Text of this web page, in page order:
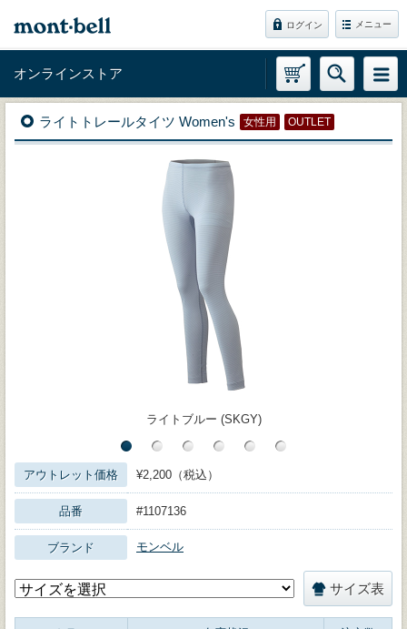
ログイン メニュー
オンラインストア
ライトトレールタイツ Women's 女性用 OUTLET
ライトブルー (SKGY)
アウトレット価格 ¥2,200（税込）
品番 #1107136
ブランド モンベル
サイズ表